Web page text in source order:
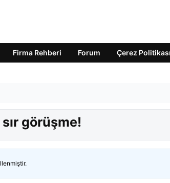
Firma Rehberi Forum Çerez Politikası
görüşme!